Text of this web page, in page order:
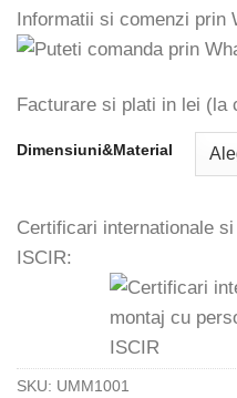
Informatii si comenzi prin
Facturare si plati in lei (la
Dimensiuni&Material
Certificari internationale
ISCIR:
SKU: UMM1001